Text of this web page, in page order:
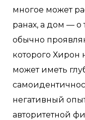
многое может
ранах, а дом — о
обычно
которого Хирон
может иметь
негативный
авторитетной